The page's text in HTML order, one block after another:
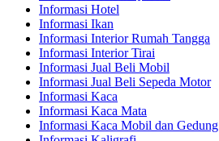
Informasi Hotel
Informasi Ikan
Informasi Interior Rumah Tangga
Informasi Interior Tirai
Informasi Jual Beli Mobil
Informasi Jual Beli Sepeda Motor
Informasi Kaca
Informasi Kaca Mata
Informasi Kaca Mobil dan Gedung